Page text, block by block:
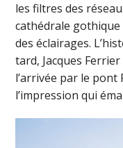
les filtres des
cathédrale
des éclairages.
tard, Jacques
l’arrivée par le pont
l’impression qui